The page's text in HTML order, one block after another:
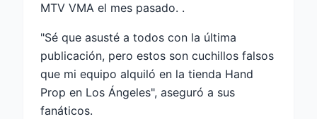
MTV VMA el mes pasado. .
"Sé que asusté a todos con la última
publicación, pero estos son cuchillos falsos
que mi equipo alquiló en la tienda Hand
Prop en Los Ángeles", aseguró a sus
fanáticos.